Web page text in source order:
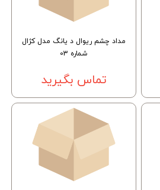
مداد چشم ریوال د یانگ مدل کژال
شماره 03
تماس بگیرید